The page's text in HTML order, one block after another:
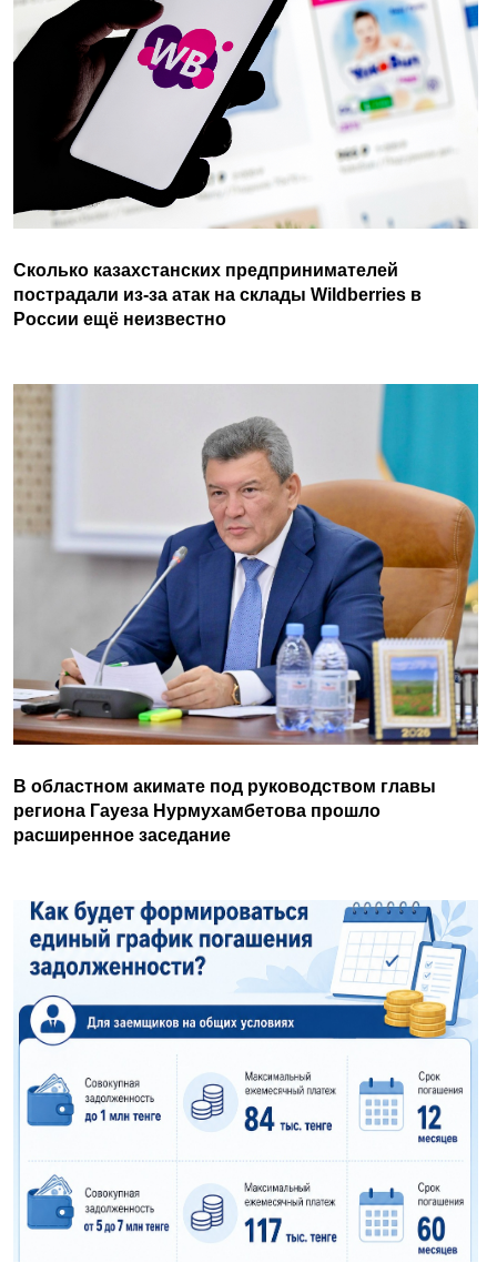
Сколько казахстанских предпринимателей
пострадали из-за атак на склады Wildberries в
России ещё неизвестно
В областном акимате под руководством главы
региона Гауеза Нурмухамбетова прошло
расширенное заседание